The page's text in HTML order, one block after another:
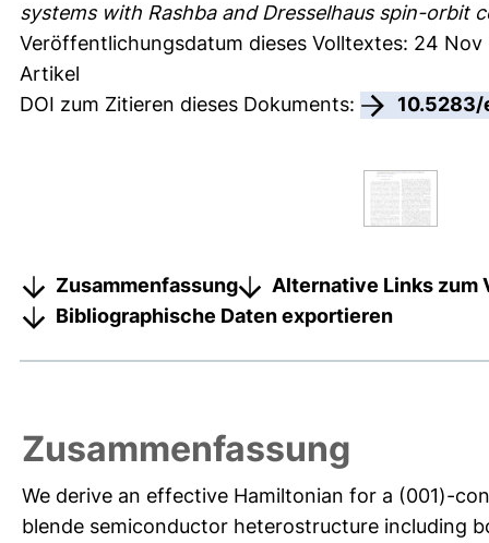
systems with Rashba and Dresselhaus spin-orbit
Veröffentlichungsdatum dieses Volltextes: 24 Nov
Artikel
DOI zum Zitieren dieses Dokuments:
Zusammenfassung
Alternative Links zum
Bibliographische Daten exportieren
Zusammenfassung
We derive an effective Hamiltonian for a (001)-
blende semiconductor heterostructure including